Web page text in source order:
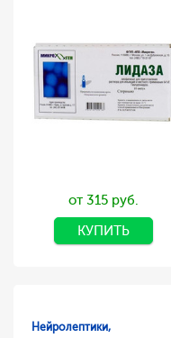
от 315 руб.
КУПИТЬ
Нейролептики,